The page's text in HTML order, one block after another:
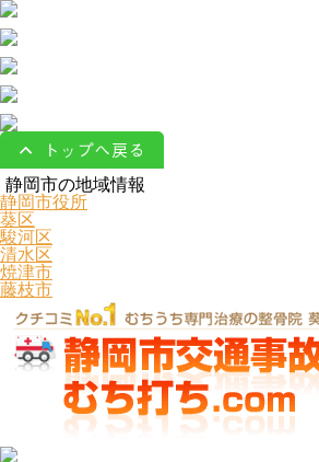
静岡市の地域情報
静岡市役所
葵区
駿河区
清水区
焼津市
藤枝市